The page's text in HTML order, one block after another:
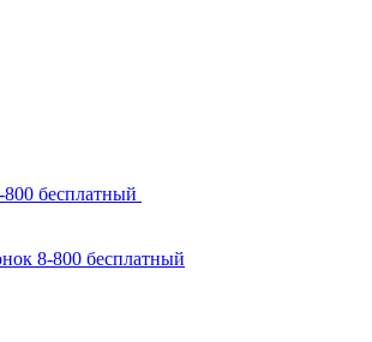
800 бесплатный
8-800 бесплатный